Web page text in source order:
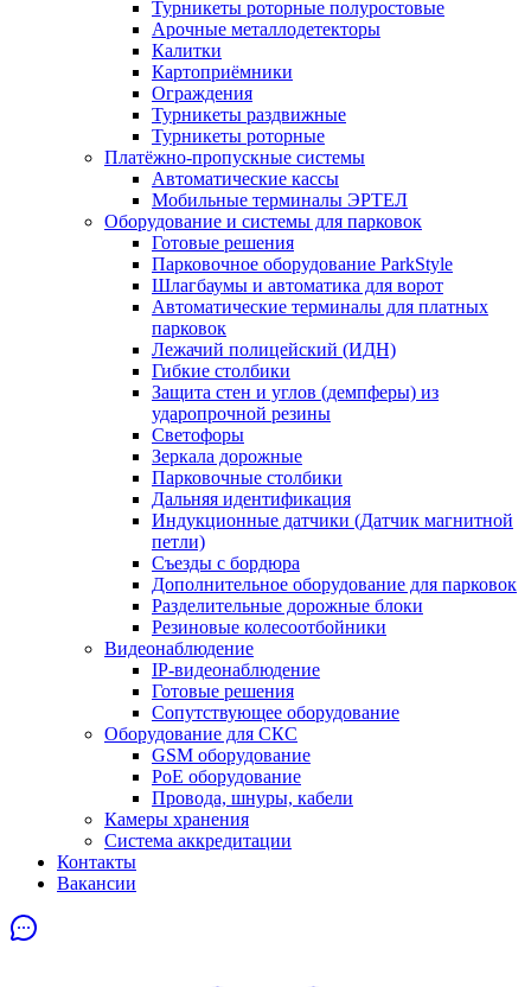
Турникеты роторные полуростовые
Арочные металлодетекторы
Калитки
Картоприёмники
Ограждения
Турникеты раздвижные
Турникеты роторные
Платёжно-пропускные системы
Автоматические кассы
Мобильные терминалы ЭРТЕЛ
Оборудование и системы для парковок
Готовые решения
Парковочное оборудование ParkStyle
Шлагбаумы и автоматика для ворот
Автоматические терминалы для платных
парковок
Лежачий полицейский (ИДН)
Гибкие столбики
Защита стен и углов (демпферы) из
ударопрочной резины
Светофоры
Зеркала дорожные
Парковочные столбики
Дальняя идентификация
Индукционные датчики (Датчик магнитной
петли)
Съезды с бордюра
Дополнительное оборудование для парковок
Разделительные дорожные блоки
Резиновые колесоотбойники
Видеонаблюдение
IP-видеонаблюдение
Готовые решения
Сопутствующее оборудование
Оборудование для СКС
GSM оборудование
PoE оборудование
Провода, шнуры, кабели
Камеры хранения
Система аккредитации
Контакты
Вакансии